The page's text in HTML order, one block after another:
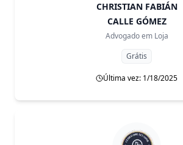
CHRISTIAN FABIÁN
CALLE GÓMEZ
Advogado em Loja
Grátis
Última vez: 1/18/2025